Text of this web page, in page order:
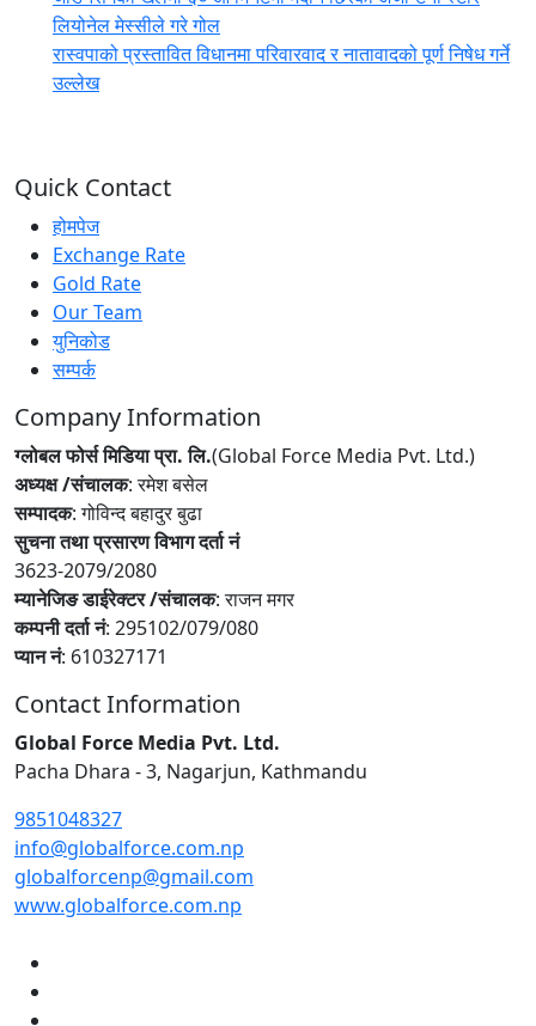
लियोनेल मेस्सीले गरे गोल
रास्वपाको प्रस्तावित विधानमा परिवारवाद र नातावादको पूर्ण निषेध गर्ने
उल्लेख
Quick Contact
होमपेज
Exchange Rate
Gold Rate
Our Team
युनिकोड
सम्पर्क
Company Information
ग्लोबल फोर्स मिडिया प्रा. लि.(Global Force Media Pvt. Ltd.)
अध्यक्ष /संचालक: रमेश बसेल
सम्पादक: गोविन्द बहादुर बुढा
सुचना तथा प्रसारण विभाग दर्ता नं
3623-2079/2080
म्यानेजिङ डाईरेक्टर /संचालक: राजन मगर
कम्पनी दर्ता नं: 295102/079/080
प्यान नं: 610327171
Contact Information
Global Force Media Pvt. Ltd.
Pacha Dhara - 3, Nagarjun, Kathmandu
9851048327
info@globalforce.com.np
globalforcenp@gmail.com
www.globalforce.com.np